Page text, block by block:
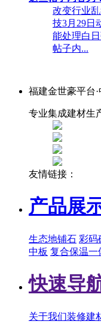
改变行业
技3月29日
能处理白
帖子内...
福建金世豪平台
专业集成建材生
友情链接：
产品展
生态地铺石 彩码
中板 复合保温一
快速导
关于我们装修建